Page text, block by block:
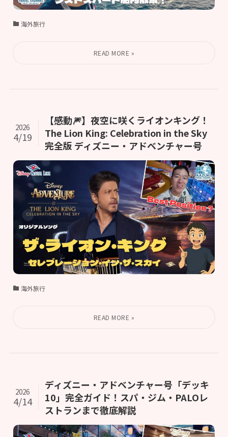
海外旅行
【感動🎆】夜空に咲くライオンキング！
The Lion King: Celebration in the Sky
完全版 ディズニー・アドベンチャー号
2026
4/19
海外旅行
ディズニー・アドベンチャー号「デッキ
10」完全ガイド！スパ・ジム・PALOレ
ストランまで徹底解説
2026
4/14